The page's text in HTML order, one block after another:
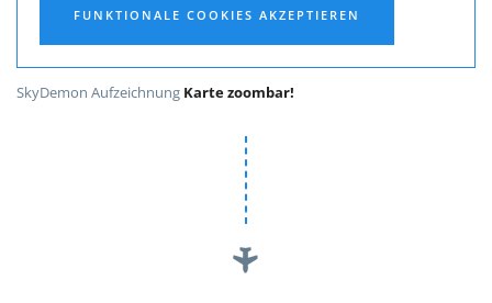
FUNKTIONALE COOKIES AKZEPTIEREN
SkyDemon Aufzeichnung Karte zoombar!